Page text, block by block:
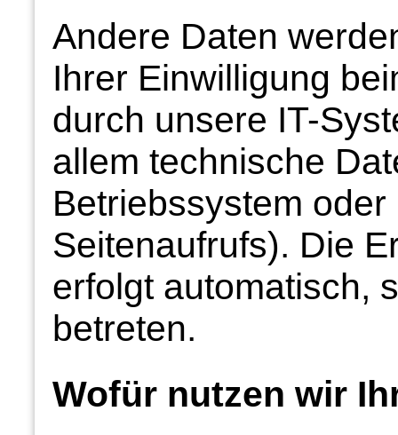
Andere Daten
Ihrer Einwilligung
durch unsere IT-
allem technische
Betriebssystem
Seitenaufrufs). Die
erfolgt automatisch,
betreten.
Wofür nutzen wir